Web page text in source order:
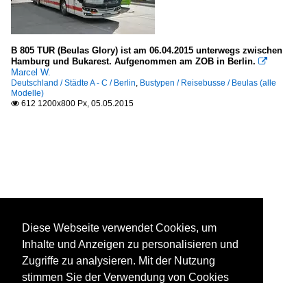
B 805 TUR (Beulas Glory) ist am 06.04.2015 unterwegs zwischen
Hamburg und Bukarest. Aufgenommen am ZOB in Berlin. 
Marcel W.
Deutschland / Städte A - C / Berlin, Bustypen / Reisebusse / Beulas (alle
Modelle)
 612 1200x800 Px, 05.05.2015
Diese Webseite verwendet Cookies, um
Inhalte und Anzeigen zu personalisieren und
Zugriffe zu analysieren. Mit der Nutzung
stimmen Sie der Verwendung von Cookies